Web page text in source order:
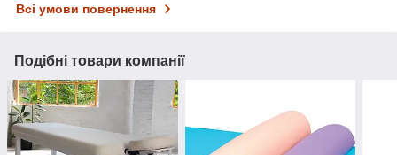
Всі умови повернення
Подібні товари компанії